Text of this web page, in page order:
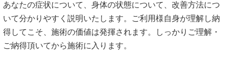
あなたの症状について、身体の状態について、改善方法につ
いて分かりやすく説明いたします。ご利用様自身が理解し納
得してこそ、施術の価値は発揮されます。しっかりご理解・
ご納得頂いてから施術に入ります。